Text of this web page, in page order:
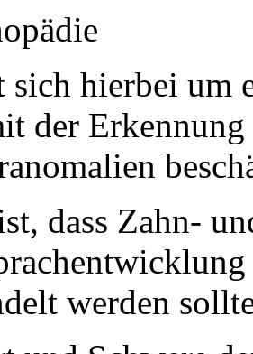
sich hierbei um
der
dass Zahn-
werden